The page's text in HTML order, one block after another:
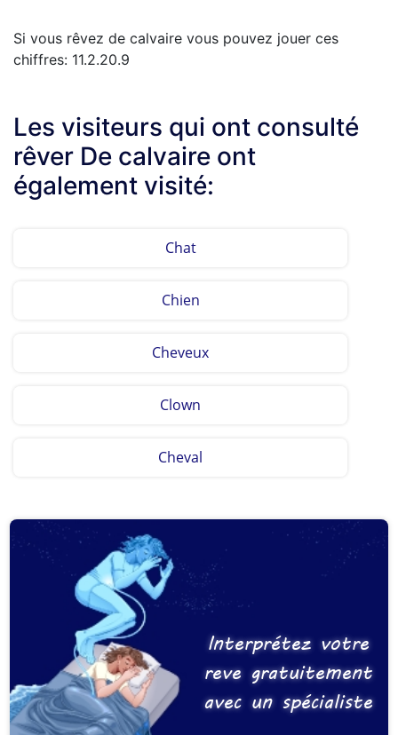
Si vous rêvez de calvaire vous pouvez jouer ces
chiffres: 11.2.20.9
Les visiteurs qui ont consulté
rêver De calvaire ont
également visité:
Chat
Chien
Cheveux
Clown
Cheval
Interprétez votre
reve gratuitement
avec un spécialiste